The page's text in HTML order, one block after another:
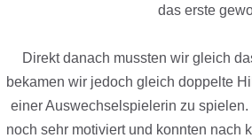
das erste
Direkt danach mussten wir gleich
bekamen wir jedoch gleich doppelte
einer Auswechselspielerin zu
noch sehr motiviert und konnten nach